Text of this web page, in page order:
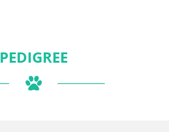
PEDIGREE